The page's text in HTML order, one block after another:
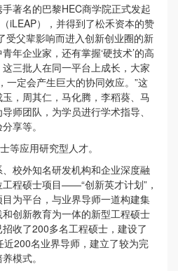
著名的巴黎HEC商学院正式发起
iLEAP），并得到了松禾资本的赞
受父辈影响而进入创新创业圈的新
年企业家，还有掌握‘硬技术’的高
三批人在同一平台上成长，大家
一定会产生巨大的协同效应。”这
，周其仁，马化腾，李稻葵、马
师团队，为学员进行学术指导、
享等。
等应用研究型人才。
校外知名研发机构和企业深度融
程硕士项目——“创新英才计划”，
为平台，与业界导师一道构建集
创新教育为一体的新型工程硕士
收了200多名工程硕士，建设了
200名业界导师，建立了较为完
模式。